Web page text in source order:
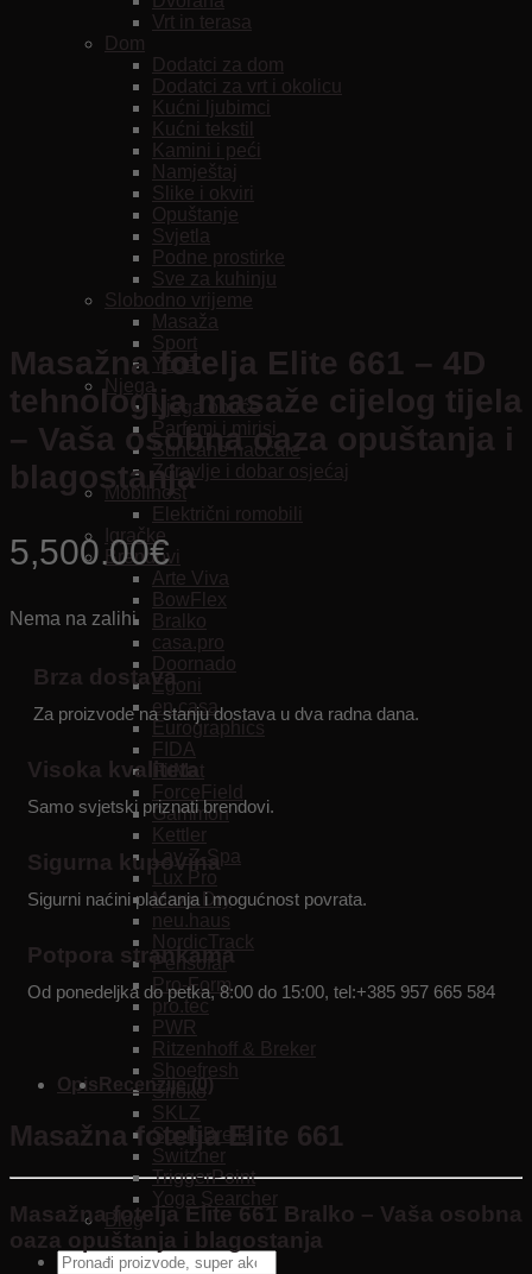
Vrt in terasa
Dom
Dodatci za dom
Dodatci za vrt i okolicu
Kućni ljubimci
Kućni tekstil
Kamini i peći
Namještaj
Slike i okviri
Opuštanje
Svjetla
Podne prostirke
Sve za kuhinju
Slobodno vrijeme
Masaža
Sport
Yoga
Njega
Njega obuće
Parfemi i mirisi
Sunčane naočale
Zdravlje i dobar osjećaj
Mobilnost
Električni romobili
Igračke
Brendovi
Arte Viva
BowFlex
Bralko
casa.pro
Doornado
Egoni
en.casa
Eurographics
FIDA
FitMat
ForceField
Gammon
Kettler
Lay-Z-Spa
Lux Pro
Maxx Dry
neu.haus
NordicTrack
Pensofal
Pro-Form
pro.tec
PWR
Ritzenhoff & Breker
Shoefresh
Siroko
SKLZ
Sport-Brella
Switzner
TriggerPoint
Yoga Searcher
Blog
Pretraži:
Masažna fotelja Elite 661 – 4D
tehnologija masaže cijelog tijela
– Vaša osobna oaza opuštanja i
blagostanja
5,500.00€
Nema na zalihi
Brza dostava
Za proizvode na stanju dostava u dva radna dana.
Visoka kvaliteta
Samo svjetski priznati brendovi.
Sigurna kupovina
Sigurni naćini plaćanja i mogućnost povrata.
Potpora strankama
Od ponedeljka do petka, 8:00 do 15:00, tel:+385 957 665 584
Opis Recenzije (0)
Masažna fotelja Elite 661
Masažna fotelja Elite 661 Bralko – Vaša osobna
oaza opuštanja i blagostanja